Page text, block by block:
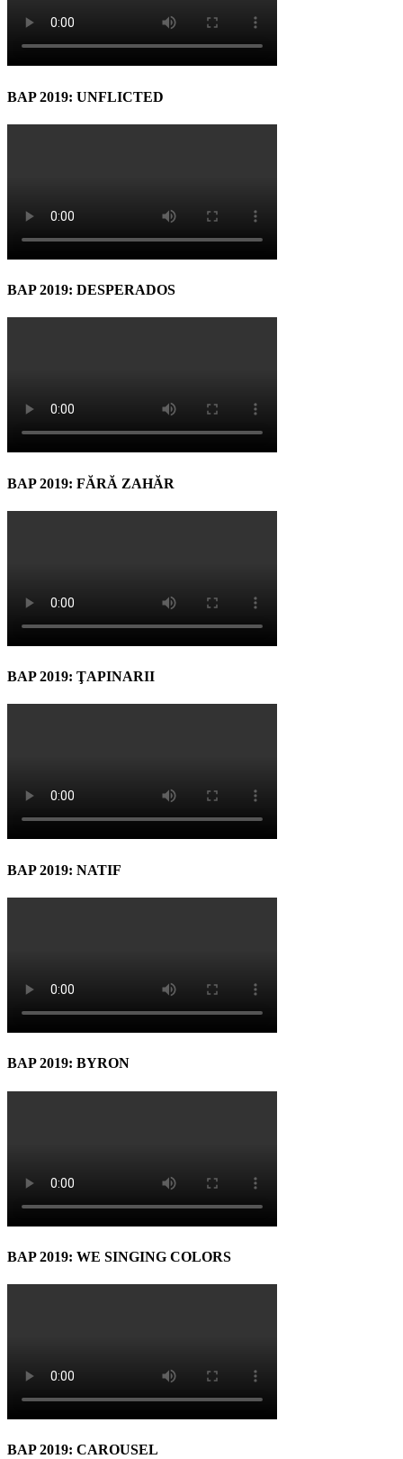
BAP 2019: UNFLICTED
BAP 2019: DESPERADOS
BAP 2019: FĂRĂ ZAHĂR
BAP 2019: ŢAPINARII
BAP 2019: NATIF
BAP 2019: BYRON
BAP 2019: WE SINGING COLORS
BAP 2019: CAROUSEL